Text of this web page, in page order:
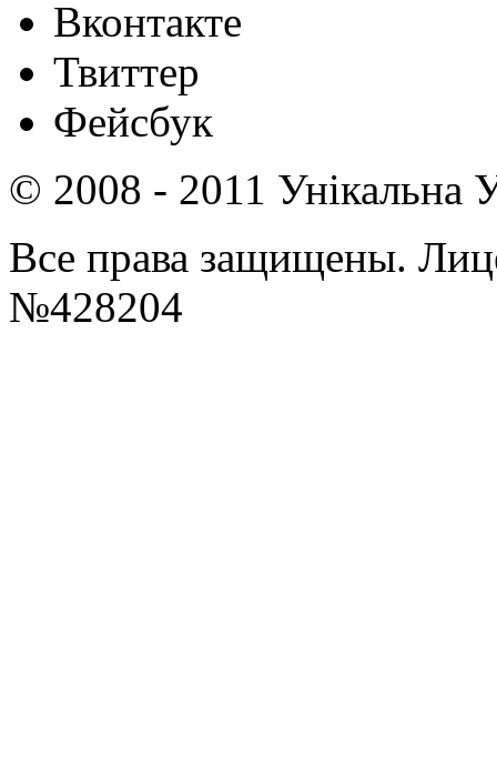
Вконтакте
Твиттер
Фейсбук
© 2008 - 2011 Унікальна
Все права защищены.
№428204